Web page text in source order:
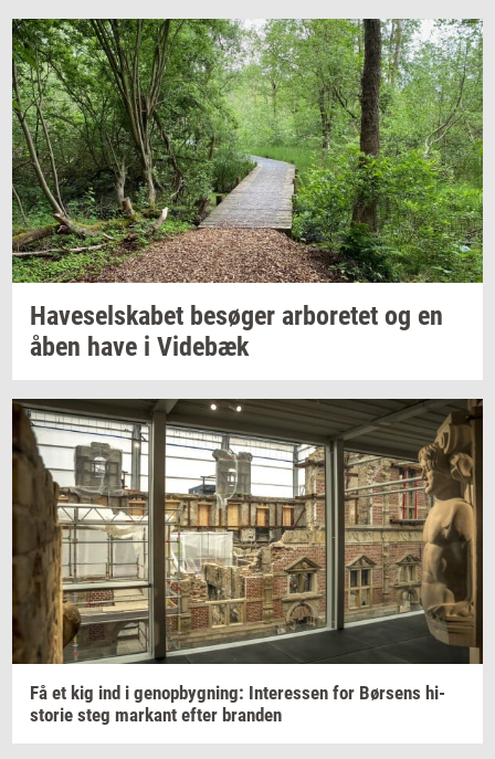
Ha­ve­sel­ska­bet be­sø­ger ar­bo­re­tet og en
åben have i Vi­de­bæk
Få et kig ind i genop­byg­ning: In­ter­es­sen for Bør­sens hi­
sto­rie steg mar­kant efter bran­den